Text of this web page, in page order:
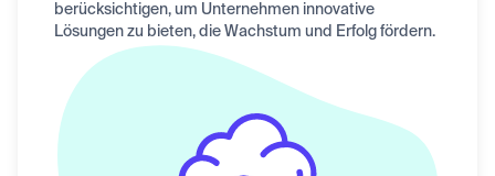
berücksichtigen, um Unternehmen innovative
Lösungen zu bieten, die Wachstum und Erfolg fördern.